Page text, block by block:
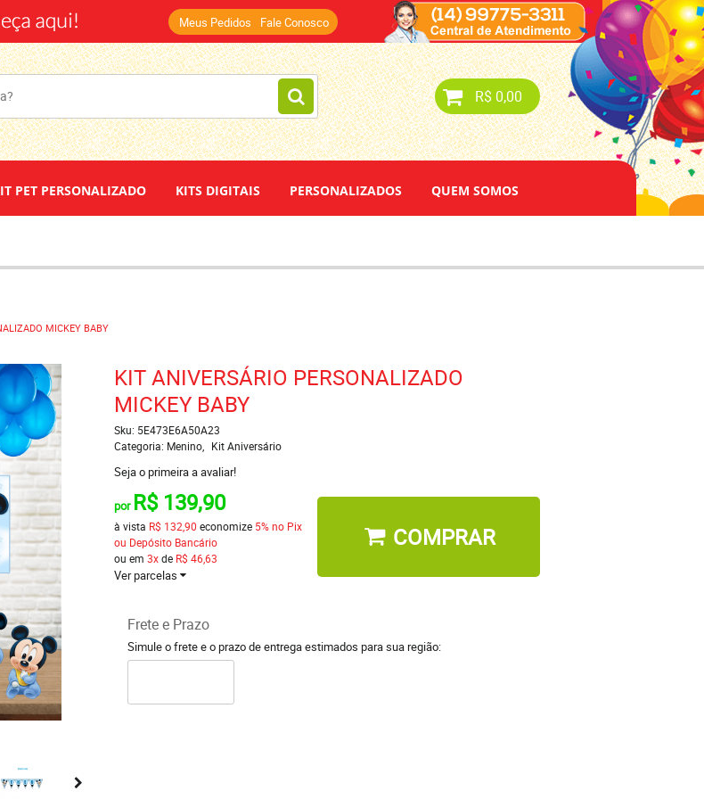
Meus Pedidos Fale Conosco
R$ 0,00
PET PERSONALIZADO KITS DIGITAIS PERSONALIZADOS QUEM SOMOS
MICKEY BABY
KIT ANIVERSÁRIO PERSONALIZADO
MICKEY BABY
Sku: 5E473E6A50A23
Categoria: Menino Kit Aniversário
Seja o primeira a avaliar!
por R$ 139,90
à vista R$ 132,90 economize 5% no Pix
ou Depósito Bancário
ou em 3xde R$ 46,63
Ver parcelas
COMPRAR
Frete e Prazo
Simule o frete e o prazo de entrega estimados para sua região: